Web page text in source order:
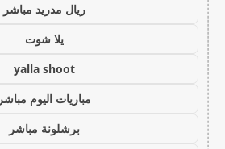
ريال مدريد مباشر
يلا شوت
yalla shoot
مباريات اليوم مباشر
برشلونة مباشر